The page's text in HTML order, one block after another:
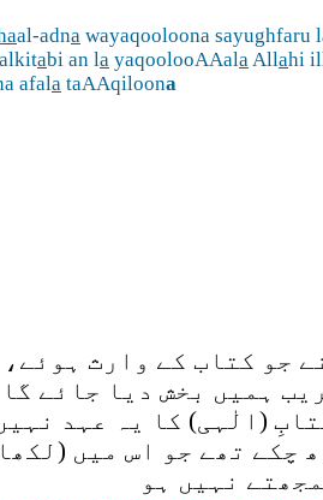
al-adna wayaqooloona sayughfaru
abi an la yaqoolooAAalaAllahi
afala taAAqiloona
جو کتاب کے وارث
ہمیں بخش دیا جائے
(الٰہی) کا یہ عہد
چکے تھے جو اس میں
نہیں ہو